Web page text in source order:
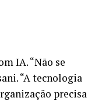
IA. “Não se
“A tecnologia
precisa